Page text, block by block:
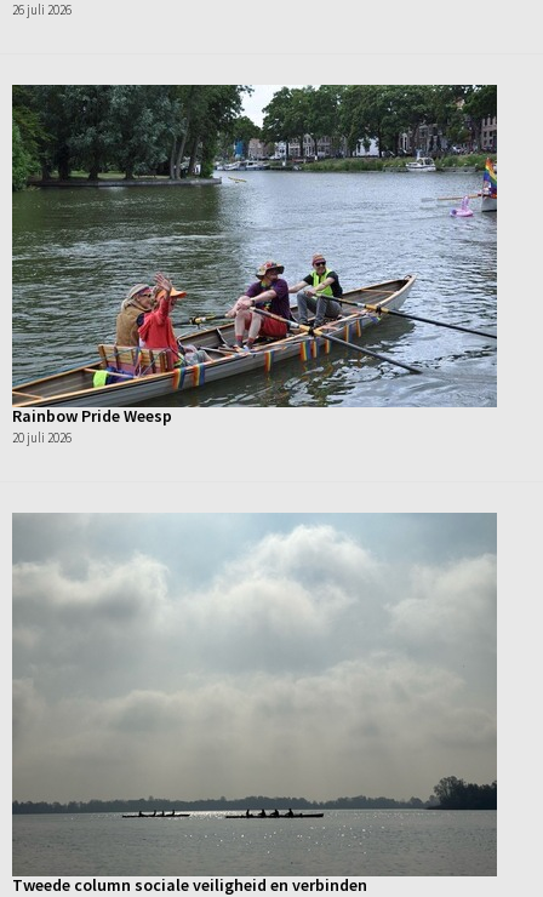
26 juli 2026
Rainbow Pride Weesp
20 juli 2026
Tweede column sociale veiligheid en verbinden